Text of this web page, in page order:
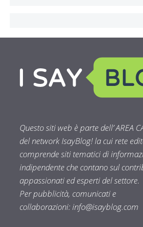
Questo siti web è parte dell’ AREA
del network IsayBlog! la cui rete
comprende siti tematici di
indipendente che contano sul
appassionati ed esperti del settore.
Per pubblicità, comunicati e
collaborazioni:info@isayblog.com